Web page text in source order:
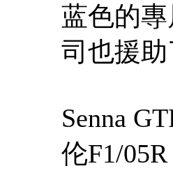
蓝色的
司也援助
Senna
伦F1/